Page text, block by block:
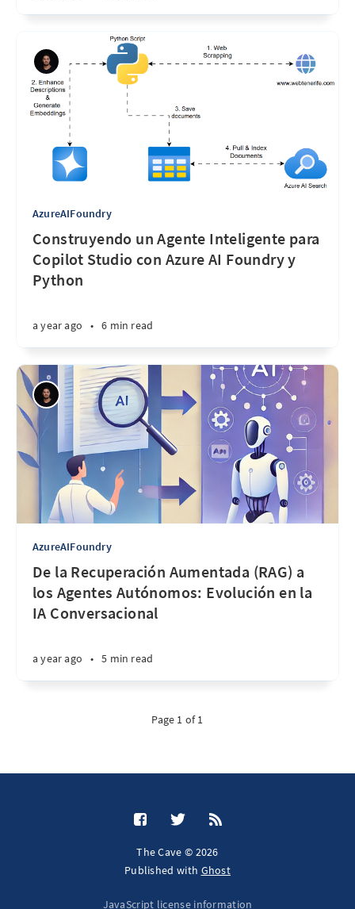
AzureAIFoundry
Construyendo un Agente Inteligente para
Copilot Studio con Azure AI Foundry y
Python
a year ago • 6 min read
AzureAIFoundry
De la Recuperación Aumentada (RAG) a
los Agentes Autónomos: Evolución en la
IA Conversacional
a year ago • 5 min read
Page 1 of 1
The Cave © 2026
Published with Ghost
JavaScript license information